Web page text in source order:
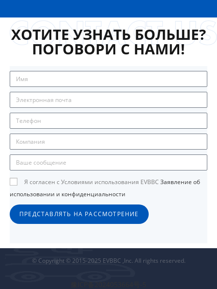
ХОТИТЕ УЗНАТЬ БОЛЬШЕ?
ПОГОВОРИ С НАМИ!
Я согласен с Условиями использования EVBBC Заявление об
использовании и конфиденциальности
ПРЕДСТАВЛЯТЬ НА РАССМОТРЕНИЕ
© Copyright © 2015-2025 EVBBC ,Inc. All rights reserved.